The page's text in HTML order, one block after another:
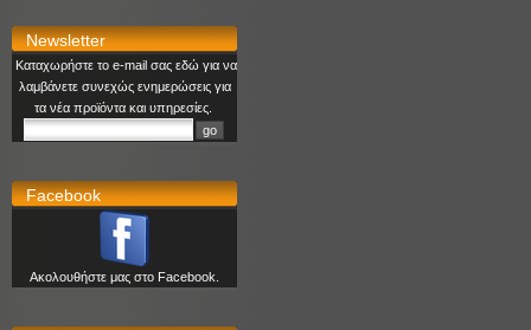
Newsletter
Καταχωρήστε το e-mail σας εδώ για να
λαμβάνετε συνεχώς ενημερώσεις για
τα νέα προϊόντα και υπηρεσίες.
Facebook
Ακολουθήστε μας στο Facebook.